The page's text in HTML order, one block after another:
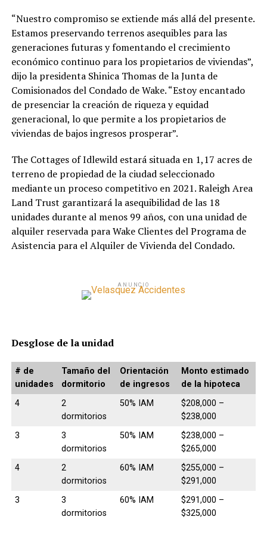
“Nuestro compromiso se extiende más allá del presente.
Estamos preservando terrenos asequibles para las
generaciones futuras y fomentando el crecimiento
económico continuo para los propietarios de viviendas”,
dijo la presidenta Shinica Thomas de la Junta de
Comisionados del Condado de Wake. “Estoy encantado
de presenciar la creación de riqueza y equidad
generacional, lo que permite a los propietarios de
viviendas de bajos ingresos prosperar”.
The Cottages of Idlewild estará situada en 1,17 acres de
terreno de propiedad de la ciudad seleccionado
mediante un proceso competitivo en 2021. Raleigh Area
Land Trust garantizará la asequibilidad de las 18
unidades durante al menos 99 años, con una unidad de
alquiler reservada para Wake Clientes del Programa de
Asistencia para el Alquiler de Vivienda del Condado.
ANUNCIO
Desglose de la unidad
# de
unidades
Tamaño del
dormitorio
Orientación
de ingresos
Monto estimado
de la hipoteca
4
2
dormitorios
50% IAM
$208,000 –
$238,000
3
3
dormitorios
50% IAM
$238,000 –
$265,000
4
2
dormitorios
60% IAM
$255,000 –
$291,000
3
3
dormitorios
60% IAM
$291,000 –
$325,000